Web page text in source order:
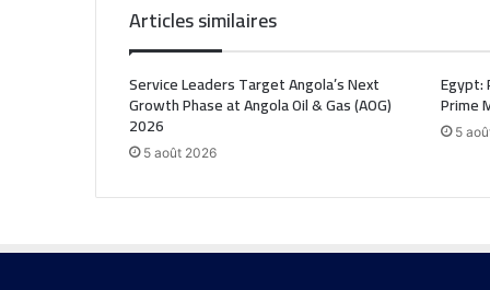
Articles similaires
Service Leaders Target Angola’s Next
Growth Phase at Angola Oil & Gas (AOG)
2026
5 août 2026
Egypt:
Prime
5